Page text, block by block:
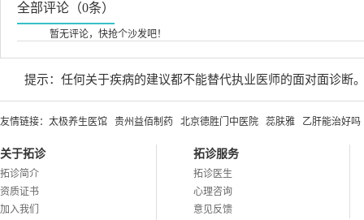
全部评论（0条）
暂无评论，快抢个沙发吧！
提示：任何关于疾病的建议都不能替代执业医师的面对面诊断
友情链接： 太极养生医馆 贵州益佰制药 北京德胜门中医院 蕊肤雅 乙肝能治好吗
关于拓诊
拓诊简介
资质证书
加入我们
拓诊服务
拓诊医生
心理咨询
意见反馈